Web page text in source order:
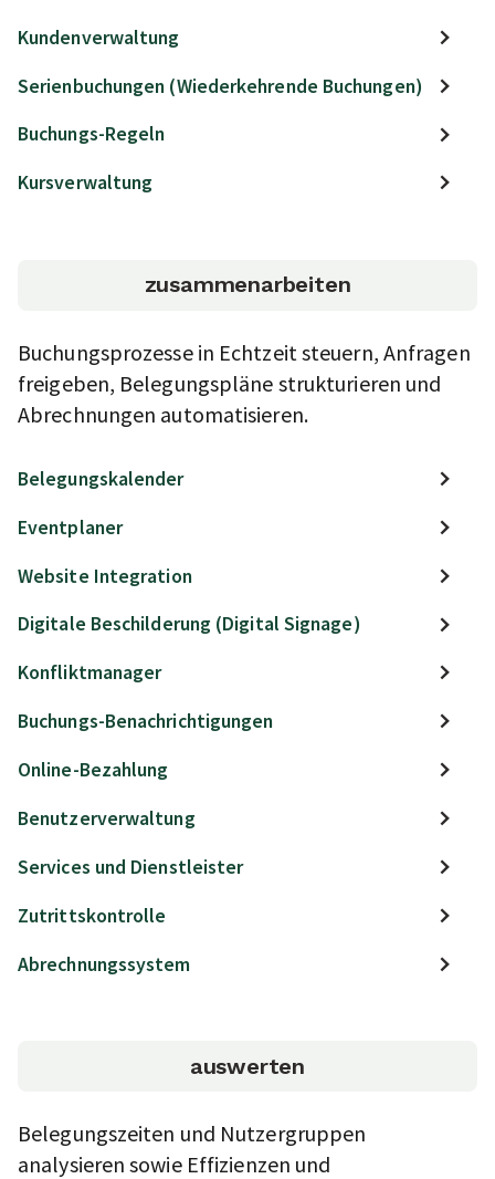
Kundenverwaltung
Serienbuchungen (Wiederkehrende Buchungen)
Buchungs-Regeln
Kursverwaltung
zusammenarbeiten
Buchungsprozesse in Echtzeit steuern, Anfragen
freigeben, Belegungspläne strukturieren und
Abrechnungen automatisieren.
Belegungskalender
Eventplaner
Website Integration
Digitale Beschilderung (Digital Signage)
Konfliktmanager
Buchungs-Benachrichtigungen
Online-Bezahlung
Benutzerverwaltung
Services und Dienstleister
Zutrittskontrolle
Abrechnungssystem
auswerten
Belegungszeiten und Nutzergruppen
analysieren sowie Effizienzen und